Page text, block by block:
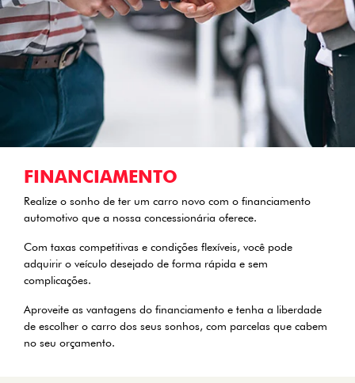
FINANCIAMENTO
Realize o sonho de ter um carro novo com o financiamento
automotivo que a nossa concessionária oferece.
Com taxas competitivas e condições flexíveis, você pode
adquirir o veículo desejado de forma rápida e sem
complicações.
Aproveite as vantagens do financiamento e tenha a liberdade
de escolher o carro dos seus sonhos, com parcelas que cabem
no seu orçamento.